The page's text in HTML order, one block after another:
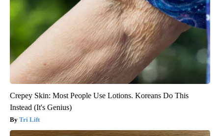
Crepey Skin: Most People Use Lotions. Koreans Do This
Instead (It's Genius)
Tri Lift